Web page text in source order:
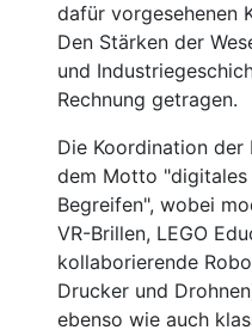
dafür vorgesehenen
Den Stärken der
und
Rechnung getragen.
Die Koordination
dem Motto "digitales
Begreifen", wobei
VR-Brillen, LEGO
kollaborierende
Drucker und
ebenso wie auch